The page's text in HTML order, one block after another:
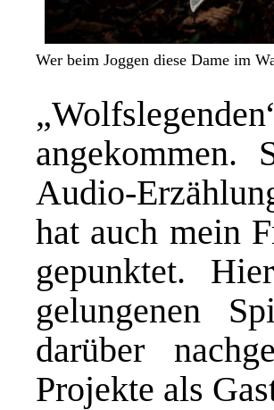
Wer beim Joggen diese Dame im
Audio-
hat auch mein
gepunktet.
gelungenen
darüber
Projekte als